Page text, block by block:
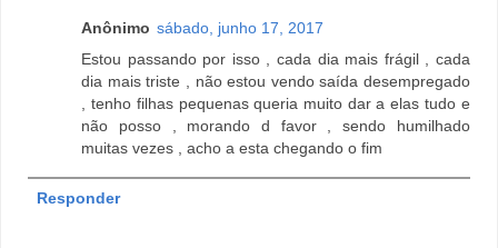
Anônimo sábado, junho 17, 2017
Estou passando por isso , cada dia mais frágil , cada
dia mais triste , não estou vendo saída desempregado
, tenho filhas pequenas queria muito dar a elas tudo e
não posso , morando d favor , sendo humilhado
muitas vezes , acho a esta chegando o fim
Responder